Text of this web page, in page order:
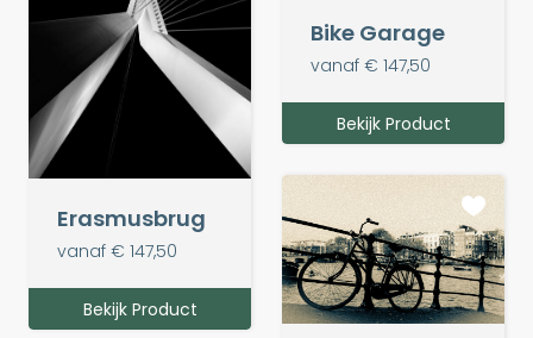
Erasmusbrug
vanaf € 147,50
Bekijk Product
Bike Garage
vanaf € 147,50
Bekijk Product